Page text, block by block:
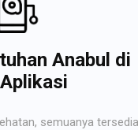
Anabul di
semuanya tersedia